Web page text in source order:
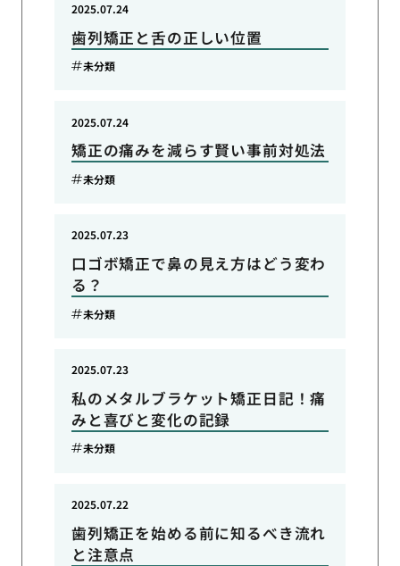
歯列矯正と舌の正しい位置
2025.07.24
未分類
矯正の痛みを減らす賢い事前対処法
2025.07.24
未分類
口ゴボ矯正で鼻の見え方はどう変わ
る？
2025.07.23
未分類
私のメタルブラケット矯正日記！痛
みと喜びと変化の記録
2025.07.23
未分類
歯列矯正を始める前に知るべき流れ
と注意点
2025.07.22